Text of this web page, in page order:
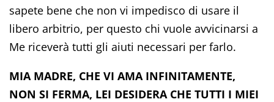
sapete bene che non vi impedisco di usare il
libero arbitrio, per questo chi vuole avvicinarsi a
Me riceverà tutti gli aiuti necessari per farlo.
MIA MADRE, CHE VI AMA INFINITAMENTE,
NON SI FERMA, LEI DESIDERA CHE TUTTI I MIEI